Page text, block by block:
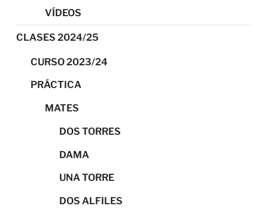
VÍDEOS
CLASES 2024/25
CURSO 2023/24
PRÁCTICA
MATES
DOS TORRES
DAMA
UNA TORRE
DOS ALFILES